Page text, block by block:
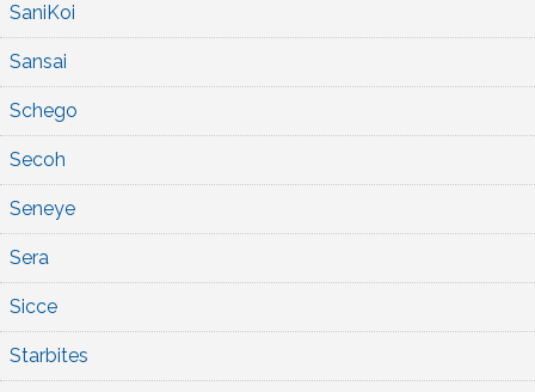
SaniKoi
Sansai
Schego
Secoh
Seneye
Sera
Sicce
Starbites